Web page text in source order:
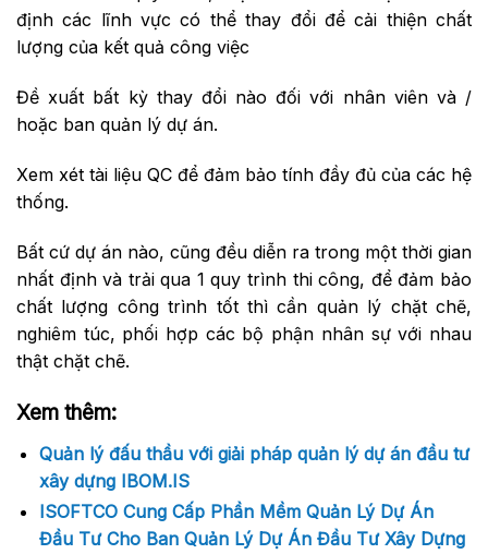
định các lĩnh vực có thể thay đổi để cải thiện chất
lượng của kết quả công việc
Đề xuất bất kỳ thay đổi nào đối với nhân viên và /
hoặc ban quản lý dự án.
Xem xét tài liệu QC để đảm bảo tính đầy đủ của các hệ
thống.
Bất cứ dự án nào, cũng đều diễn ra trong một thời gian
nhất định và trải qua 1 quy trình thi công, để đảm bảo
chất lượng công trình tốt thì cần quản lý chặt chẽ,
nghiêm túc, phối hợp các bộ phận nhân sự với nhau
thật chặt chẽ.
Xem thêm:
Quản lý đấu thầu với giải pháp quản lý dự án đầu tư
xây dựng IBOM.IS
ISOFTCO Cung Cấp Phần Mềm Quản Lý Dự Án
Đầu Tư Cho Ban Quản Lý Dự Án Đầu Tư Xây Dựng